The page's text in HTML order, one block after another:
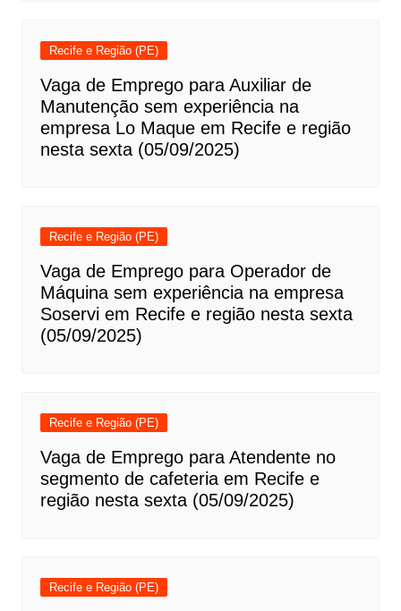
Recife e Região (PE)
Vaga de Emprego para Auxiliar de
Manutenção sem experiência na
empresa Lo Maque em Recife e região
nesta sexta (05/09/2025)
Recife e Região (PE)
Vaga de Emprego para Operador de
Máquina sem experiência na empresa
Soservi em Recife e região nesta sexta
(05/09/2025)
Recife e Região (PE)
Vaga de Emprego para Atendente no
segmento de cafeteria em Recife e
região nesta sexta (05/09/2025)
Recife e Região (PE)